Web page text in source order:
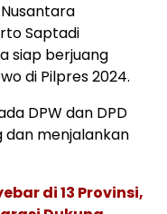
Saptadi
siap berjuang
di Pilpres 2024.
DPW dan DPD
dan menjalankan
di 13 Provinsi,